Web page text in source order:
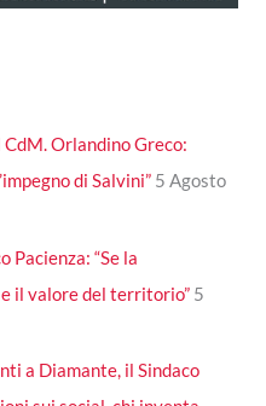
Orlandino Greco:
di Salvini” 5 Agosto
Pacienza: “Se la
il valore del territorio” 5
a Diamante, il Sindaco